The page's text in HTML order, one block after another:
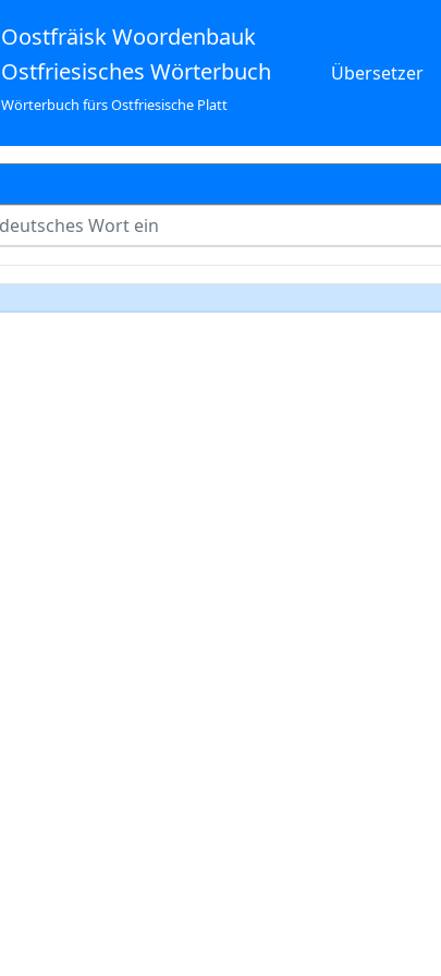
Oostfräisk Woordenbauk
Ostfriesisches Wörterbuch
Wörterbuch fürs Ostfriesische Platt
Übersetzer